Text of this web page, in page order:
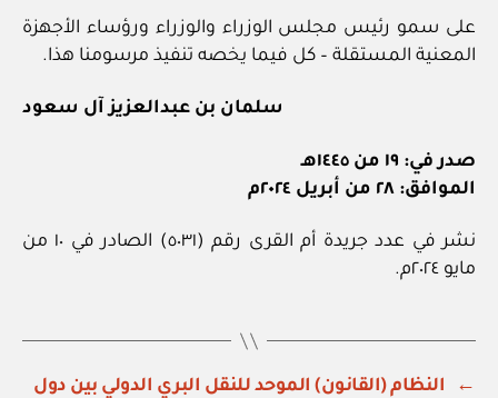
على سمو رئيس مجلس الوزراء والوزراء ورؤساء الأجهزة
المعنية المستقلة – كل فيما يخصه تنفيذ مرسومنا هذا.
سلمان بن عبدالعزيز آل سعود
صدر في: ١٩ من ١٤٤٥هـ
الموافق: ٢٨ من أبريل ٢٠٢٤م
نشر في عدد جريدة أم القرى رقم (٥٠٣١) الصادر في ١٠ من
مايو ٢٠٢٤م.
←
النظام (القانون) الموحد للنقل البري الدولي بين دول